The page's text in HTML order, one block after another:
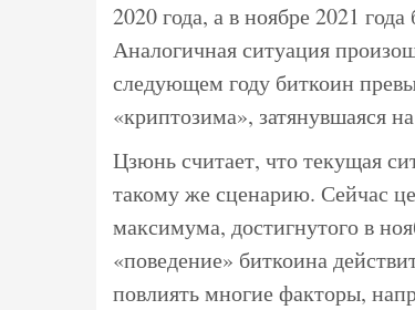
2020 года, а в ноябре 2021
Аналогичная ситуация
следующем году биткоин
«криптозима», затянувшаяся
Цзюнь считает, что текущая
такому же сценарию. Сейчас
максимума, достигнутого в
«поведение» биткоина
повлиять многие факторы,